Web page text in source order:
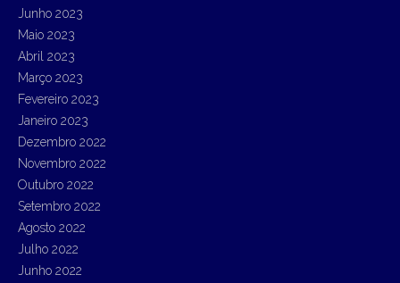
Junho 2023
Maio 2023
Abril 2023
Março 2023
Fevereiro 2023
Janeiro 2023
Dezembro 2022
Novembro 2022
Outubro 2022
Setembro 2022
Agosto 2022
Julho 2022
Junho 2022